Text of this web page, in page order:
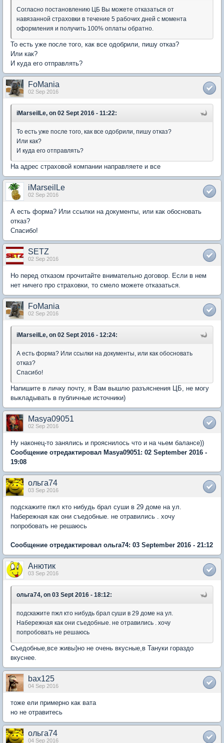
Согласно постановлению ЦБ Вы можете отказаться от
навязанной страховки в течение 5 рабочих дней с момента
оформления и получить 100% оплаты обратно.
То есть уже после того, как все одобрили, пишу отказ?
Или как?
И куда его отправлять?
FoMania
02 Sep 2016
iMarseilLe, on 02 Sept 2016 - 11:22:
То есть уже после того, как все одобрили, пишу отказ?
Или как?
И куда его отправлять?
На адрес страховой компании направляете и все
iMarseilLe
02 Sep 2016
А есть форма? Или ссылки на документы, или как обосновать
отказ?
Спасибо!
SETZ
02 Sep 2016
Но перед отказом прочитайте внимательно договор. Если в нем
нет ничего про страховки, то смело можете отказаться.
FoMania
02 Sep 2016
iMarseilLe, on 02 Sept 2016 - 12:24:
А есть форма? Или ссылки на документы, или как обосновать
отказ?
Спасибо!
Напишите в личку почту, я Вам вышлю разъяснения ЦБ, не могу
выкладывать в публичные источники)
Masya09051
02 Sep 2016
Ну наконец-то занялись и прояснилось что и на чьем балансе))
Сообщение отредактировал Masya09051: 02 September 2016 -
19:08
ольга74
03 Sep 2016
подскажите пжл кто нибудь брал суши в 29 доме на ул.
Набережная как они съедобные. не отравились . хочу
попробовать не решаюсь
Сообщение отредактировал ольга74: 03 September 2016 - 21:12
Анютик
03 Sep 2016
ольга74, on 03 Sept 2016 - 18:12:
подскажите пжл кто нибудь брал суши в 29 доме на ул.
Набережная как они съедобные. не отравились . хочу
попробовать не решаюсь
Съедобные,все живы)но не очень вкусные,в Тануки гораздо
вкуснее.
bax125
04 Sep 2016
тоже ели примерно как вата
но не отравитесь
ольга74
04 Sep 2016